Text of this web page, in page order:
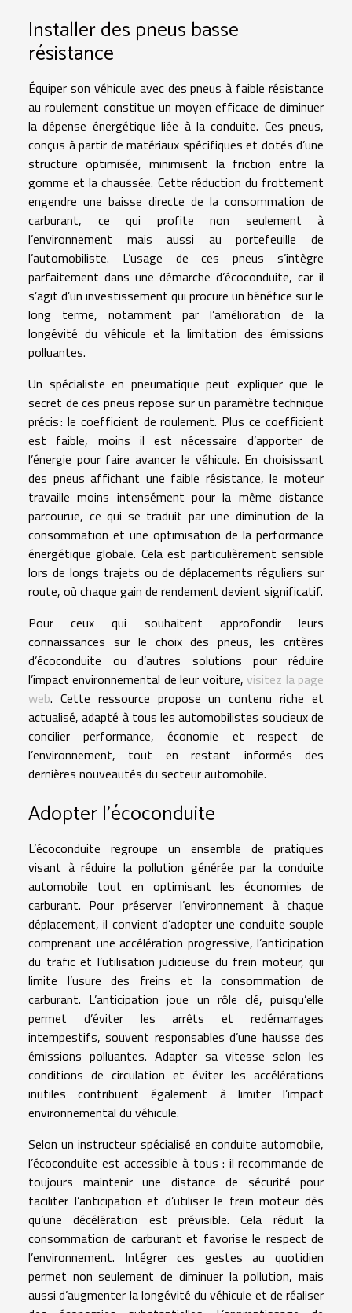
Installer des pneus basse
résistance
Équiper son véhicule avec des pneus à faible résistance
au roulement constitue un moyen efficace de diminuer
la dépense énergétique liée à la conduite. Ces pneus,
conçus à partir de matériaux spécifiques et dotés d’une
structure optimisée, minimisent la friction entre la
gomme et la chaussée. Cette réduction du frottement
engendre une baisse directe de la consommation de
carburant, ce qui profite non seulement à
l’environnement mais aussi au portefeuille de
l’automobiliste. L’usage de ces pneus s’intègre
parfaitement dans une démarche d’écoconduite, car il
s’agit d’un investissement qui procure un bénéfice sur le
long terme, notamment par l’amélioration de la
longévité du véhicule et la limitation des émissions
polluantes.
Un spécialiste en pneumatique peut expliquer que le
secret de ces pneus repose sur un paramètre technique
précis : le coefficient de roulement. Plus ce coefficient
est faible, moins il est nécessaire d’apporter de
l’énergie pour faire avancer le véhicule. En choisissant
des pneus affichant une faible résistance, le moteur
travaille moins intensément pour la même distance
parcourue, ce qui se traduit par une diminution de la
consommation et une optimisation de la performance
énergétique globale. Cela est particulièrement sensible
lors de longs trajets ou de déplacements réguliers sur
route, où chaque gain de rendement devient significatif.
Pour ceux qui souhaitent approfondir leurs
connaissances sur le choix des pneus, les critères
d’écoconduite ou d’autres solutions pour réduire
l’impact environnemental de leur voiture,visitez la page
web. Cette ressource propose un contenu riche et
actualisé, adapté à tous les automobilistes soucieux de
concilier performance, économie et respect de
l’environnement, tout en restant informés des
dernières nouveautés du secteur automobile.
Adopter l’écoconduite
L’écoconduite regroupe un ensemble de pratiques
visant à réduire la pollution générée par la conduite
automobile tout en optimisant les économies de
carburant. Pour préserver l’environnement à chaque
déplacement, il convient d’adopter une conduite souple
comprenant une accélération progressive, l’anticipation
du trafic et l’utilisation judicieuse du frein moteur, qui
limite l’usure des freins et la consommation de
carburant. L’anticipation joue un rôle clé, puisqu’elle
permet d’éviter les arrêts et redémarrages
intempestifs, souvent responsables d’une hausse des
émissions polluantes. Adapter sa vitesse selon les
conditions de circulation et éviter les accélérations
inutiles contribuent également à limiter l’impact
environnemental du véhicule.
Selon un instructeur spécialisé en conduite automobile,
l’écoconduite est accessible à tous : il recommande de
toujours maintenir une distance de sécurité pour
faciliter l’anticipation et d’utiliser le frein moteur dès
qu’une décélération est prévisible. Cela réduit la
consommation de carburant et favorise le respect de
l’environnement. Intégrer ces gestes au quotidien
permet non seulement de diminuer la pollution, mais
aussi d’augmenter la longévité du véhicule et de réaliser